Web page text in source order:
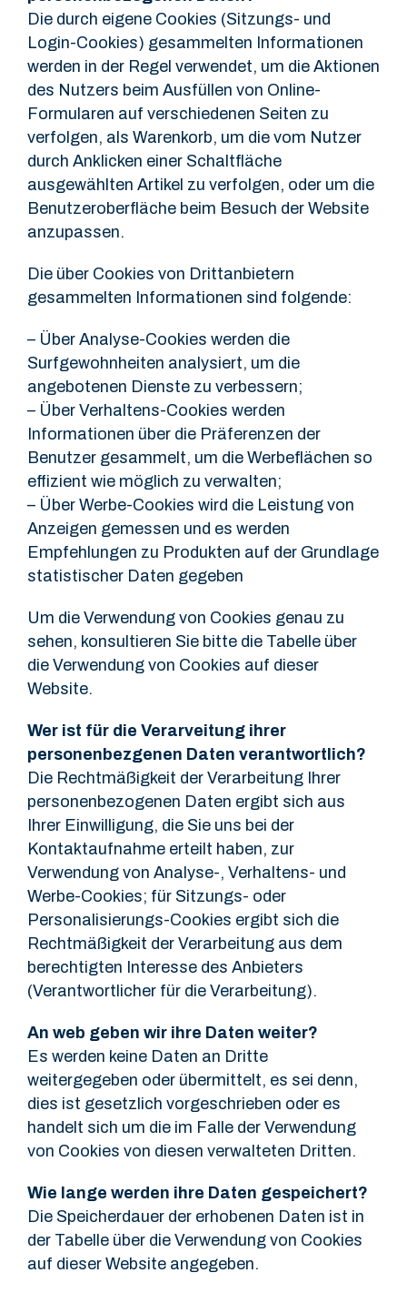
Die durch eigene Cookies (Sitzungs- und
Login-Cookies) gesammelten Informationen
werden in der Regel verwendet, um die Aktionen
des Nutzers beim Ausfüllen von Online-
Formularen auf verschiedenen Seiten zu
verfolgen, als Warenkorb, um die vom Nutzer
durch Anklicken einer Schaltfläche
ausgewählten Artikel zu verfolgen, oder um die
Benutzeroberfläche beim Besuch der Website
anzupassen.
Die über Cookies von Drittanbietern
gesammelten Informationen sind folgende:
– Über Analyse-Cookies werden die
Surfgewohnheiten analysiert, um die
angebotenen Dienste zu verbessern;
– Über Verhaltens-Cookies werden
Informationen über die Präferenzen der
Benutzer gesammelt, um die Werbeflächen so
effizient wie möglich zu verwalten;
– Über Werbe-Cookies wird die Leistung von
Anzeigen gemessen und es werden
Empfehlungen zu Produkten auf der Grundlage
statistischer Daten gegeben
Um die Verwendung von Cookies genau zu
sehen, konsultieren Sie bitte die Tabelle über
die Verwendung von Cookies auf dieser
Website.
Wer ist für die Verarveitung ihrer
personenbezgenen Daten verantwortlich?
Die Rechtmäßigkeit der Verarbeitung Ihrer
personenbezogenen Daten ergibt sich aus
Ihrer Einwilligung, die Sie uns bei der
Kontaktaufnahme erteilt haben, zur
Verwendung von Analyse-, Verhaltens- und
Werbe-Cookies; für Sitzungs- oder
Personalisierungs-Cookies ergibt sich die
Rechtmäßigkeit der Verarbeitung aus dem
berechtigten Interesse des Anbieters
(Verantwortlicher für die Verarbeitung).
An web geben wir ihre Daten weiter?
Es werden keine Daten an Dritte
weitergegeben oder übermittelt, es sei denn,
dies ist gesetzlich vorgeschrieben oder es
handelt sich um die im Falle der Verwendung
von Cookies von diesen verwalteten Dritten.
Wie lange werden ihre Daten gespeichert?
Die Speicherdauer der erhobenen Daten ist in
der Tabelle über die Verwendung von Cookies
auf dieser Website angegeben.